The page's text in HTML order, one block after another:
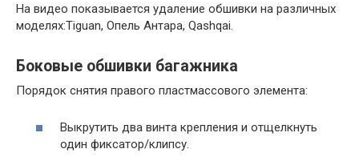
На видео показывается удаление обшивки на различных
моделях:Tiguan, Опель Антара, Qashqai.
Боковые обшивки багажника
Порядок снятия правого пластмассового элемента:
Выкрутить два винта крепления и отщелкнуть
один фиксатор/клипсу.